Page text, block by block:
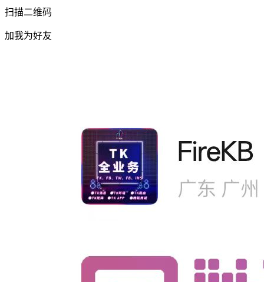
扫描二维码
加我为好友